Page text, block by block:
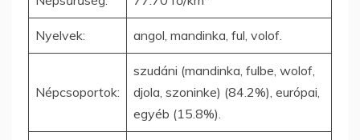
Nyelvek: angol, mandinka, ful, volof.
Népcsoportok:
szudáni (mandinka, fulbe, wolof,
djola, szoninke) (84.2%), európai,
egyéb (15.8%).